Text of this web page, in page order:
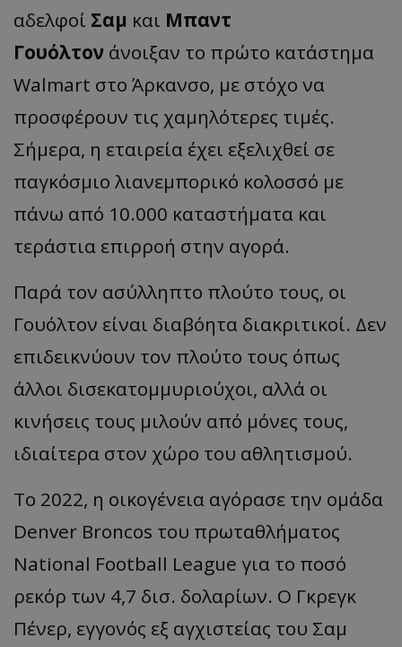
αδελφοί Σαμ και Μπαντ
Γουόλτον άνοιξαν το πρώτο κατάστημα
Walmart στο Άρκανσο, με στόχο να
προσφέρουν τις χαμηλότερες τιμές.
Σήμερα, η εταιρεία έχει εξελιχθεί σε
παγκόσμιο λιανεμπορικό κολοσσό με
πάνω από 10.000 καταστήματα και
τεράστια επιρροή στην αγορά.
Παρά τον ασύλληπτο πλούτο τους, οι
Γουόλτον είναι διαβόητα διακριτικοί. Δεν
επιδεικνύουν τον πλούτο τους όπως
άλλοι δισεκατομμυριούχοι, αλλά οι
κινήσεις τους μιλούν από μόνες τους,
ιδιαίτερα στον χώρο του αθλητισμού.
Το 2022, η οικογένεια αγόρασε την ομάδα
Denver Broncos του πρωταθλήματος
National Football League για το ποσό
ρεκόρ των 4,7 δισ. δολαρίων. Ο Γκρεγκ
Πένερ, εγγονός εξ αγχιστείας του Σαμ